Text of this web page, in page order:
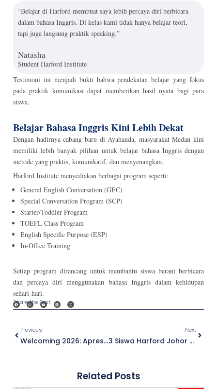
“Belajar di Harford membuat saya lebih percaya diri berbicara
dalam bahasa Inggris. Di kelas kami tidak hanya belajar teori,
tapi juga langsung praktik speaking.”
Natasha
Student Harford Institute
Testimoni ini menjadi bukti bahwa pendekatan belajar yang fokus
pada praktik komunikasi dapat memberikan hasil nyata bagi para
siswa.
Belajar Bahasa Inggris Kini Lebih Dekat
Dengan hadirnya cabang baru di Ayahanda, masyarakat Medan kini
memiliki lebih banyak pilihan untuk belajar bahasa Inggris dengan
metode yang praktis, komunikatif, dan menyenangkan.
Harford Institute menyediakan berbagai program seperti:
General English Conversation (GEC)
Special Conversation Program (SCP)
Starter/Toddler Program
TOEFL Class Program
English Specific Purpose (ESP)
In-Office Training
Setiap program dirancang untuk membantu siswa berani berbicara
dan percaya diri menggunakan bahasa Inggris dalam kehidupan
sehari-hari.
Share the Post:
Previous
Welcoming 2026: Apresiasi & Semangat Baru Harford
Next
3 Siswa Harford Johor Riverside Juara POSI Bahasa Inggris
Related Posts